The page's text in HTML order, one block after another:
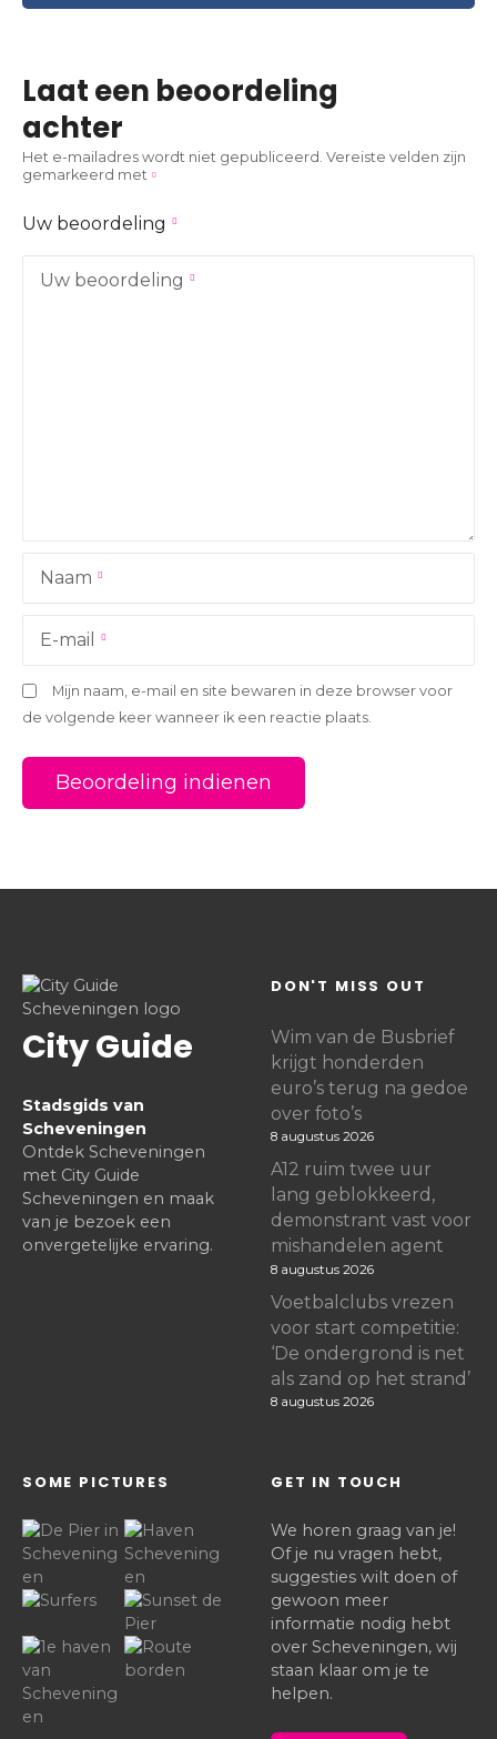
Laat een beoordeling
achter
Het e-mailadres wordt niet gepubliceerd. Vereiste velden zijn
gemarkeerd met
Uw beoordeling
Uw beoordeling
Naam
E-mail
Mijn naam, e-mail en site bewaren in deze browser voor
de volgende keer wanneer ik een reactie plaats.
City Guide
Stadsgids van
Scheveningen
Ontdek Scheveningen
met City Guide
Scheveningen en maak
van je bezoek een
onvergetelijke ervaring.
DON'T MISS OUT
Wim van de Busbrief
krijgt honderden
euro’s terug na gedoe
over foto’s
8 augustus 2026
A12 ruim twee uur
lang geblokkeerd,
demonstrant vast voor
mishandelen agent
8 augustus 2026
Voetbalclubs vrezen
voor start competitie:
‘De ondergrond is net
als zand op het strand’
8 augustus 2026
SOME PICTURES GET IN TOUCH
We horen graag van je!
Of je nu vragen hebt,
suggesties wilt doen of
gewoon meer
informatie nodig hebt
over Scheveningen, wij
staan klaar om je te
helpen.